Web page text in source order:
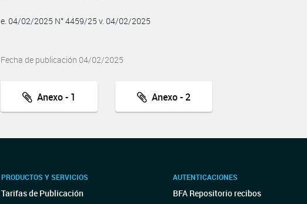
e. 04/02/2025 N° 4459/25 v. 04/02/2025
Fecha de publicación 04/02/2025
Anexo - 1 Anexo - 2
PRODUCTOS Y SERVICIOS
Tarifas de Publicación
AUTENTICACIONES
BFA Repositorio recibos